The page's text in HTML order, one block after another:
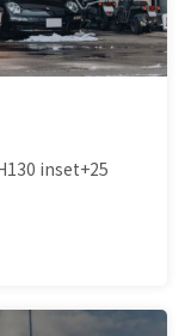
inset+25